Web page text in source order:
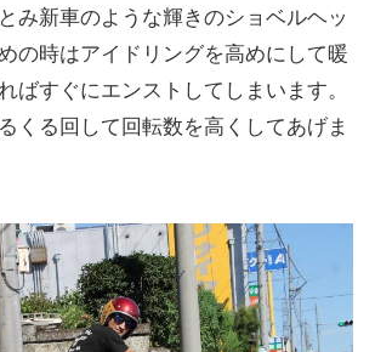
み新車のような輝きのショベルヘッ
の時はアイドリングを高めにして暖
ばすぐにエンストしてしまいます。
くる回して回転数を高くしてあげま